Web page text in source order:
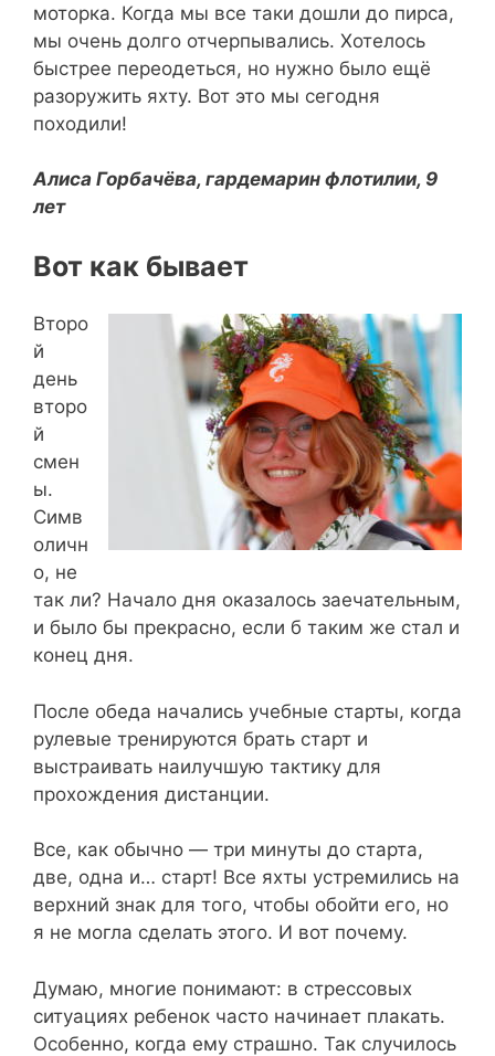
моторка. Когда мы все таки дошли до пирса,
мы очень долго отчерпывались. Хотелось
быстрее переодеться, но нужно было ещё
разоружить яхту. Вот это мы сегодня
походили!
Алиса Горбачёва, гардемарин флотилии, 9
лет
Вот как бывает
Второ
й
день
второ
й
смен
ы.
Симв
оличн
о, не
так ли? Начало дня оказалось заечательным,
и было бы прекрасно, если б таким же стал и
конец дня.
После обеда начались учебные старты, когда
рулевые тренируются брать старт и
выстраивать наилучшую тактику для
прохождения дистанции.
Все, как обычно — три минуты до старта,
две, одна и… старт! Все яхты устремились на
верхний знак для того, чтобы обойти его, но
я не могла сделать этого. И вот почему.
Думаю, многие понимают: в стрессовых
ситуациях ребенок часто начинает плакать.
Особенно, когда ему страшно. Так случилось